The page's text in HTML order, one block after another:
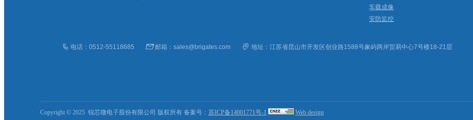
车载成像
安防监控
电话：0512-55118685 邮箱：sales@brigates.com 地址：江苏省昆山市开发区创业路1588号象屿两岸贸易中心7号楼18-21层
Copyright © 2025 锐芯微电子股份有限公司 版权所有 备案号： 苏ICP备14001771号-1 Web design